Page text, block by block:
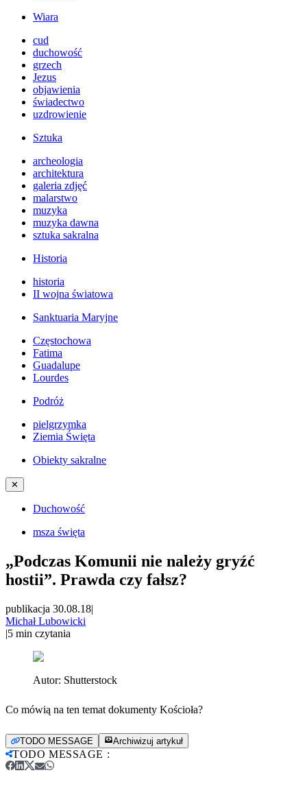
Wiara
cud
duchowość
grzech
Jezus
objawienia
świadectwo
uzdrowienie
Sztuka
archeologia
architektura
galeria zdjęć
malarstwo
muzyka
muzyka dawna
sztuka sakralna
Historia
historia
II wojna światowa
Sanktuaria Maryjne
Częstochowa
Fatima
Guadalupe
Lourdes
Podróż
pielgrzymka
Ziemia Święta
Obiekty sakralne
✕
Duchowość
msza święta
„Podczas Komunii nie należy gryźć
hostii”. Prawda czy fałsz?
publikacja 30.08.18|
Michał Lubowicki
|5 min czytania
Autor: Shutterstock
Co mówią na ten temat dokumenty Kościoła?
TODO MESSAGE Archiwizuj artykuł
TODO MESSAGE :